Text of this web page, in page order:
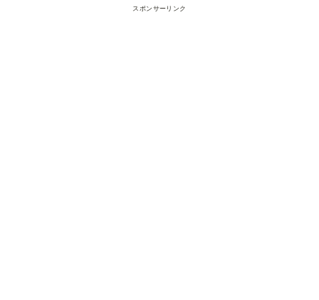
スポンサーリンク